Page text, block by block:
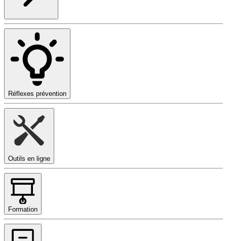
Réflexes prévention
Outils en ligne
Formation